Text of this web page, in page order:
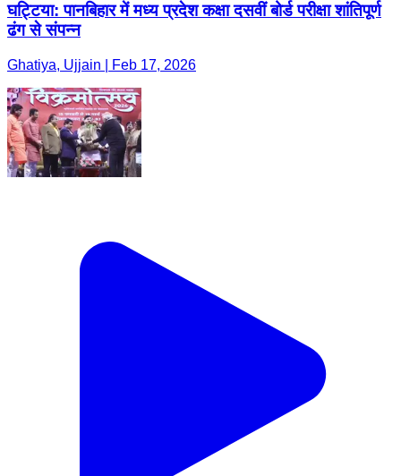
घट्टिया: पानबिहार में मध्य प्रदेश कक्षा दसवीं बोर्ड परीक्षा शांतिपूर्ण
ढंग से संपन्न
Ghatiya, Ujjain | Feb 17, 2026